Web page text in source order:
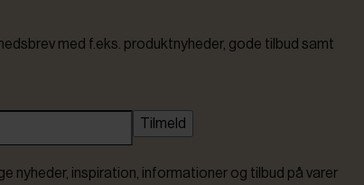
med f.eks. produktnyheder, gode tilbud samt
Tilmeld
nyheder, inspiration, informationer og tilbud på varer